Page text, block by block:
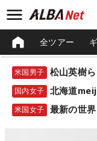
全ツアー
米国男子
国内女子 北海道
米国女子 最新の世